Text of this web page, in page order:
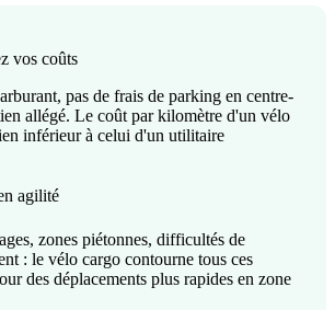
vos coûts
pas de frais de parking en centre-
allégé. Le coût par kilomètre d'un vélo
inférieur à celui d'un utilitaire
agilité
zones piétonnes, difficultés de
: le vélo cargo contourne tous ces
des déplacements plus rapides en zone